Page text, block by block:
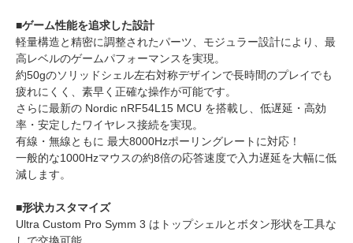
■ゲーム性能を追求した設計
軽量構造と精密に調整されたパーツ、モジュラー設計により、最
高レベルのゲームパフォーマンスを実現。
約50gのソリッドシェル左右対称デザインで長時間のプレイでも
疲れにくく、素早く正確な操作が可能です。
さらに最新の Nordic nRF54L15 MCU を搭載し、低遅延・高効
率・安定したワイヤレス接続を実現。
有線・無線ともに 最大8000Hzポーリングレートに対応！
一般的な1000Hzマウスの約8倍の応答速度で入力遅延を大幅に低
減します。
■形状カスタマイズ
Ultra Custom Pro Symm 3 はトップシェルとボタン形状を工具な